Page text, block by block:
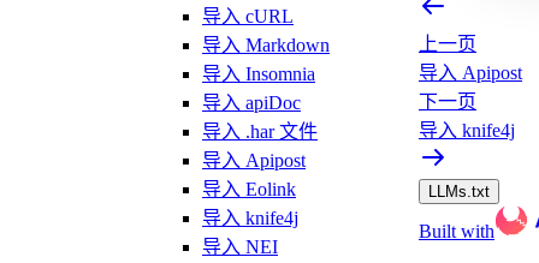
导入 cURL
导入 Markdown
导入 Insomnia
导入 apiDoc
导入 .har 文件
导入 Apipost
导入 Eolink
导入 knife4j
导入 NEI
上一页
导入 Apipost
下一页
导入 knife4j
LLMs.txt
Built with